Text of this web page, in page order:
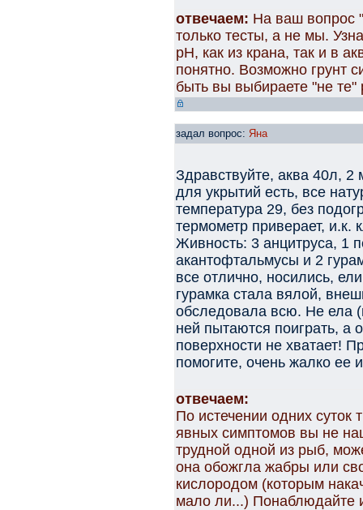
отвечаем: На ваш вопрос
только тесты, а не мы.
рН, как из крана, так и в
понятно. Возможно грунт
быть вы выбираете "не те"
задал вопрос: Яна
Здравствуйте, аква 40л, 2
для укрытий есть, все
температура 29, без
термометр приверает, и.к.
Живность: 3 анцитруса, 1
акантофтальмусы и 2
все отлично, носились,
гурамка стала вялой,
обследовала всю. Не ела
ней пытаются поиграть, а
поверхности не хватает!
помогите, очень жалко ее
отвечаем:
По истечении одних суток
явных симптомов вы не
трудной одной из рыб,
она обожгла жабры или
кислородом (которым
мало ли...) Понаблюдайте